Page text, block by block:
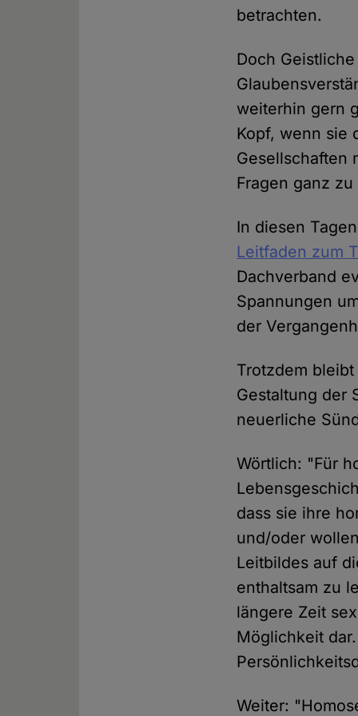
betrachten.
Doch
weiterhin gern
Kopf, wenn sie
Gesellschaften
Fragen ganz
In diesen
Leitfaden zum
Dachverband
Spannungen
der
Trotzdem
Gestaltung der
neuerliche
Wörtlich: "Für
dass sie ihre
und/oder
Leitbildes auf
enthaltsam zu
längere Zeit
Möglichkeit
Weiter: